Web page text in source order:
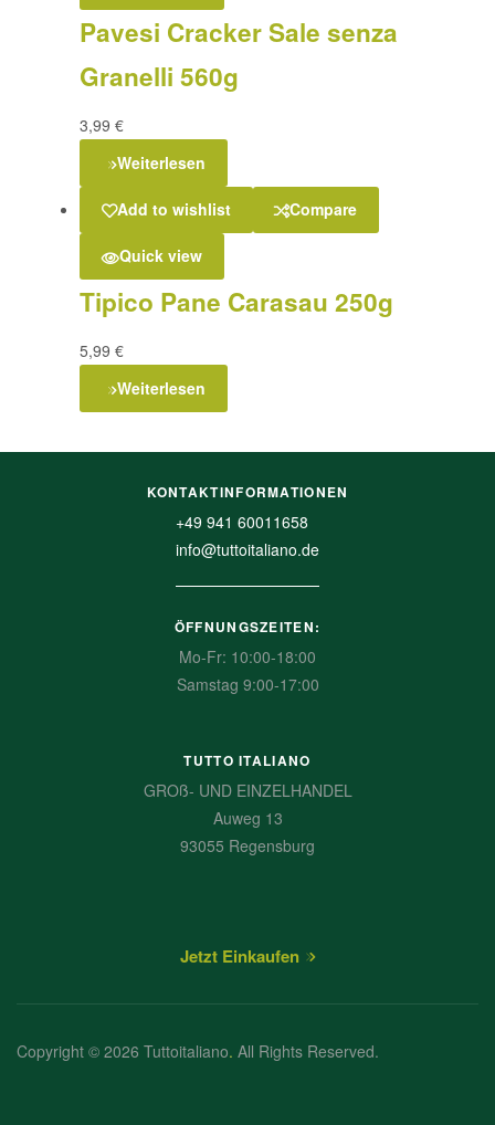
Pavesi Cracker Sale senza
Granelli 560g
3,99 €
Weiterlesen
Add to wishlist Compare
Quick view
Tipico Pane Carasau 250g
5,99 €
Weiterlesen
KONTAKTINFORMATIONEN
+49 941 60011658
info@tuttoitaliano.de
ÖFFNUNGSZEITEN:
Mo-Fr: 10:00-18:00
Samstag 9:00-17:00
TUTTO ITALIANO
GROß- UND EINZELHANDEL
Auweg 13
93055 Regensburg
Jetzt Einkaufen
Copyright © 2026 Tuttoitaliano. All Rights Reserved.